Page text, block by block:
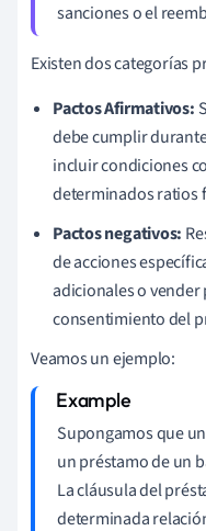
sanciones o el
Existen dos categorías
Pactos Afirmativos:
debe cumplir
incluir condiciones
determinados ratios
Pactos negativos:
de acciones
adicionales o vender
consentimiento del
Veamos un ejemplo:
Supongamos que
un préstamo de un
La cláusula del
determinada